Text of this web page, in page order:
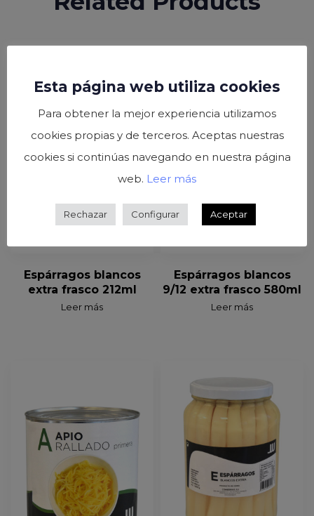
Espárragos blancos
extra frasco 212ml
Leer más
Espárragos blancos
9/12 extra frasco 580ml
Leer más
Esta página web utiliza cookies
Para obtener la mejor experiencia utilizamos
cookies propias y de terceros. Aceptas nuestras
cookies si continúas navegando en nuestra página
web. Leer más
Rechazar Configurar Aceptar